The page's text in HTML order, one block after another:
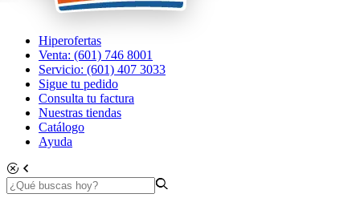
Hiperofertas
Venta: (601) 746 8001
Servicio: (601) 407 3033
Sigue tu pedido
Consulta tu factura
Nuestras tiendas
Catálogo
Ayuda